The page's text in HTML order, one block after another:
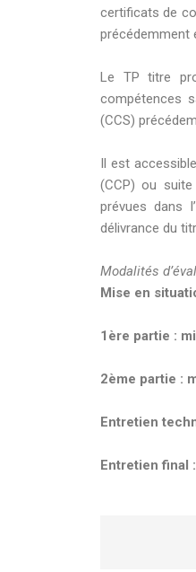
certificats de
précédemment
Le TP titre
compétences
(CCS)
Il est
(CCP) ou
prévues dans
délivrance du
Modalités
Mise en
1ère partie :
2ème partie :
Entretien
Entretien final